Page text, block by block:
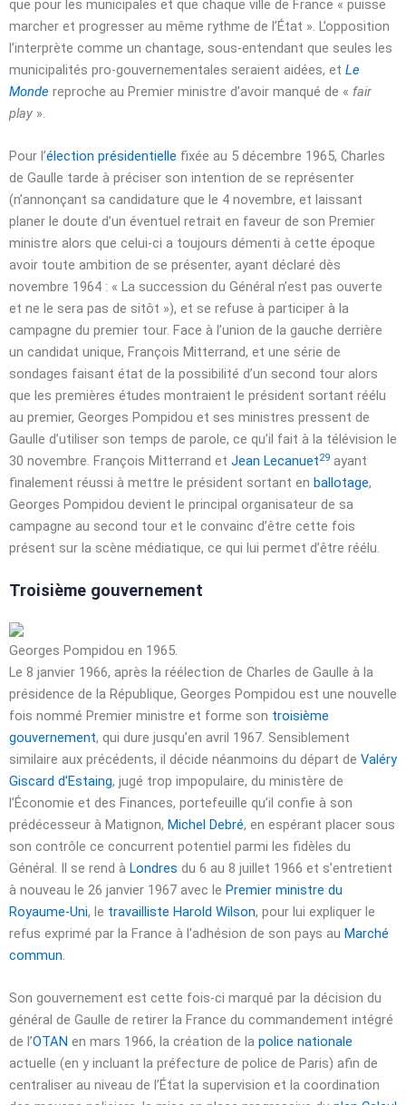
que pour les municipales et que chaque ville de France « puisse
marcher et progresser au même rythme de l’État ». L’opposition
l’interprète comme un chantage, sous-entendant que seules les
municipalités pro-gouvernementales seraient aidées, et Le
Monde reproche au Premier ministre d’avoir manqué de « fair
play ».
Pour l’élection présidentielle fixée au 5 décembre 1965, Charles
de Gaulle tarde à préciser son intention de se représenter
(n’annonçant sa candidature que le 4 novembre, et laissant
planer le doute d’un éventuel retrait en faveur de son Premier
ministre alors que celui-ci a toujours démenti à cette époque
avoir toute ambition de se présenter, ayant déclaré dès
novembre 1964 : « La succession du Général n’est pas ouverte
et ne le sera pas de sitôt »), et se refuse à participer à la
campagne du premier tour. Face à l’union de la gauche derrière
un candidat unique, François Mitterrand, et une série de
sondages faisant état de la possibilité d’un second tour alors
que les premières études montraient le président sortant réélu
au premier, Georges Pompidou et ses ministres pressent de
Gaulle d’utiliser son temps de parole, ce qu’il fait à la télévision le
30 novembre. François Mitterrand et Jean Lecanuet29 ayant
finalement réussi à mettre le président sortant en ballotage,
Georges Pompidou devient le principal organisateur de sa
campagne au second tour et le convainc d’être cette fois
présent sur la scène médiatique, ce qui lui permet d’être réélu.
Troisième gouvernement
Georges Pompidou en 1965.
Le 8 janvier 1966, après la réélection de Charles de Gaulle à la
présidence de la République, Georges Pompidou est une nouvelle
fois nommé Premier ministre et forme son troisième
gouvernement, qui dure jusqu’en avril 1967. Sensiblement
similaire aux précédents, il décide néanmoins du départ de Valéry
Giscard d’Estaing, jugé trop impopulaire, du ministère de
l’Économie et des Finances, portefeuille qu’il confie à son
prédécesseur à Matignon, Michel Debré, en espérant placer sous
son contrôle ce concurrent potentiel parmi les fidèles du
Général. Il se rend à Londres du 6 au 8 juillet 1966 et s’entretient
à nouveau le 26 janvier 1967 avec le Premier ministre du
Royaume-Uni, le travailliste Harold Wilson, pour lui expliquer le
refus exprimé par la France à l’adhésion de son pays au Marché
commun.
Son gouvernement est cette fois-ci marqué par la décision du
général de Gaulle de retirer la France du commandement intégré
de l’OTAN en mars 1966, la création de la police nationale
actuelle (en y incluant la préfecture de police de Paris) afin de
centraliser au niveau de l’État la supervision et la coordination